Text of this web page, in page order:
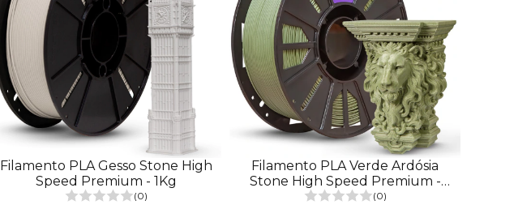
Filamento PLA Gesso Stone High
Speed Premium - 1Kg
(0)
Filamento PLA Verde Ardósia
Stone High Speed Premium -
1Kg
(0)